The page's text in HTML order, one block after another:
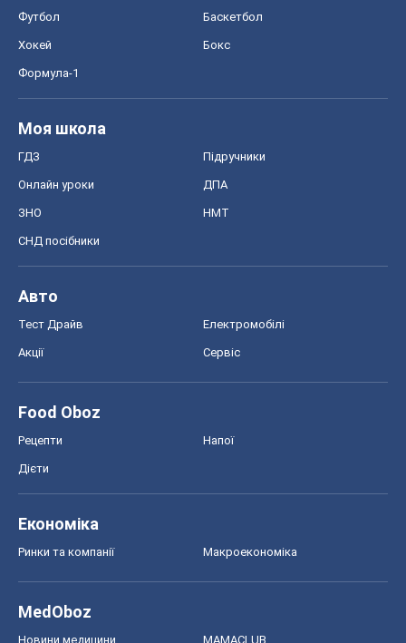
Футбол Баскетбол
Хокей Бокс
Формула-1
Моя школа
ГДЗ Підручники
Онлайн уроки ДПА
ЗНО НМТ
СНД посібники
Авто
Тест Драйв Електромобілі
Акції Сервіс
Food Oboz
Рецепти Напої
Дієти
Економіка
Ринки та компанії Макроекономіка
MedOboz
Новини медицини MAMACLUB